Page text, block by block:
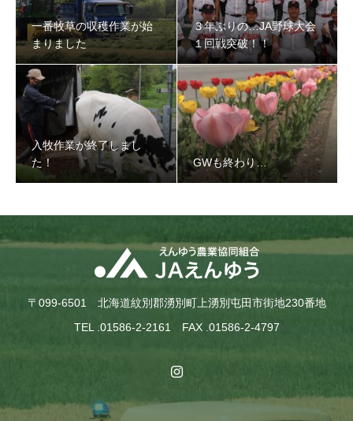
一番牧草の収穫作業が始
まりました
３年ぶりの…JA野球大会
１回戦突破！！
入牧作業が終了しまし
た！
GWも終わり…
〒099-6501 北海道紋別郡湧別町上湧別屯田市街地230番地
TEL .01586-2-2161 FAX .01586-2-4797